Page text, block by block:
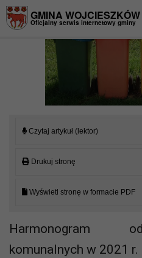
GMINA WOJCIESZKÓW
Oficjalny serwis internetowy gminy
Czytaj artykuł (lektor)
Drukuj stronę
Wyświetl stronę w formacie PDF
Harmonogram
komunalnych w 2021 r.